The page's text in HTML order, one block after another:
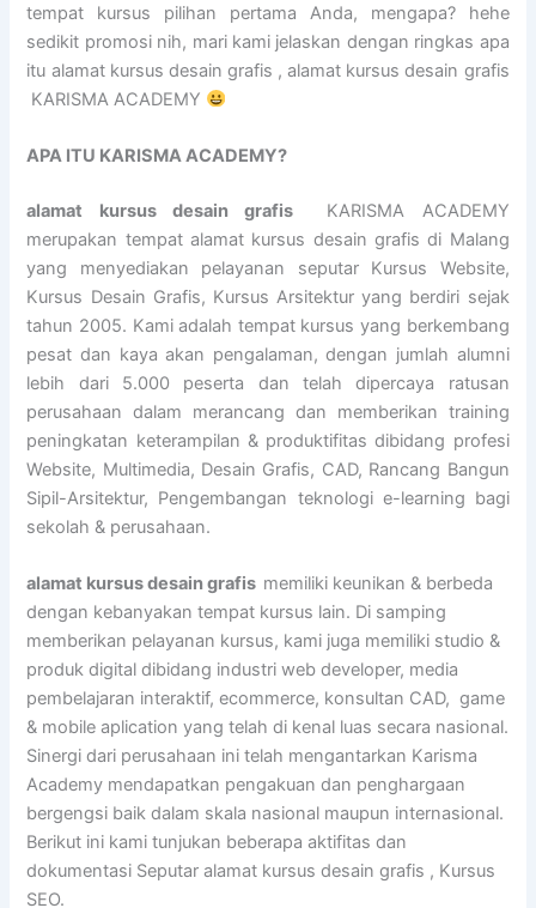
tempat kursus pilihan pertama Anda, mengapa? hehe
sedikit promosi nih, mari kami jelaskan dengan ringkas apa
itu alamat kursus desain grafis , alamat kursus desain grafis
KARISMA ACADEMY
APA ITU KARISMA ACADEMY?
alamat kursus desain grafis
KARISMA ACADEMY
merupakan tempat alamat kursus desain grafis di Malang
yang menyediakan pelayanan seputar Kursus Website,
Kursus Desain Grafis, Kursus Arsitektur yang berdiri sejak
tahun 2005. Kami adalah tempat kursus yang berkembang
pesat dan kaya akan pengalaman, dengan jumlah alumni
lebih dari 5.000 peserta dan telah dipercaya ratusan
perusahaan dalam merancang dan memberikan training
peningkatan keterampilan & produktifitas dibidang profesi
Website, Multimedia, Desain Grafis, CAD, Rancang Bangun
Sipil-Arsitektur, Pengembangan teknologi e-learning bagi
sekolah & perusahaan.
alamat kursus desain grafis memiliki keunikan & berbeda
dengan kebanyakan tempat kursus lain. Di samping
memberikan pelayanan kursus, kami juga memiliki studio &
produk digital dibidang industri web developer, media
pembelajaran interaktif, ecommerce, konsultan CAD, game
& mobile aplication yang telah di kenal luas secara nasional.
Sinergi dari perusahaan ini telah mengantarkan Karisma
Academy mendapatkan pengakuan dan penghargaan
bergengsi baik dalam skala nasional maupun internasional.
Berikut ini kami tunjukan beberapa aktifitas dan
dokumentasi Seputar alamat kursus desain grafis , Kursus
SEO.